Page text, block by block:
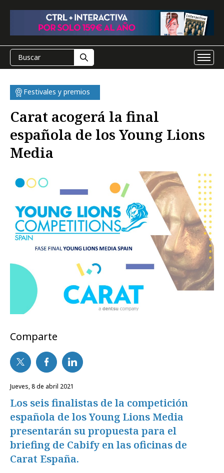
Festivales y premios
Carat acogerá la final
española de los Young Lions
Media
Comparte
jueves, 8 de abril 2021
Los seis finalistas de la competición
española de los Young Lions Media
presentarán su propuesta para el
briefing de Cabify en las oficinas de
Carat España.